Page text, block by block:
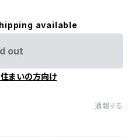
available
out
まいの方向け
通報する